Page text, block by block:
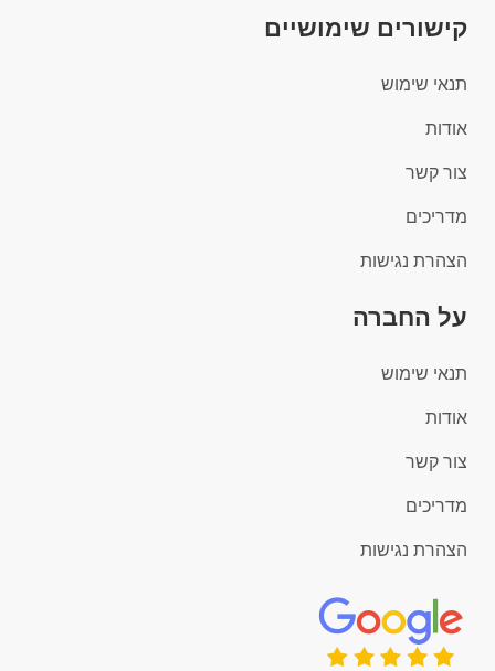
קישורים שימושיים
תנאי שימוש
אודות
צור קשר
מדריכים
הצהרת נגישות
על החברה
תנאי שימוש
אודות
צור קשר
מדריכים
הצהרת נגישות